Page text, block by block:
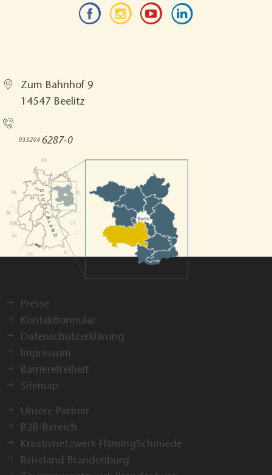
Zum Bahnhof 9
14547 Beelitz
033204 6287-0
Presse
Kontaktformular
Datenschutzerklärung
Impressum
Barrierefreiheit
Sitemap
Unsere Partner
B2B-Bereich
Kreativnetzwerk FlämingSchmiede
Reiseland Brandenburg